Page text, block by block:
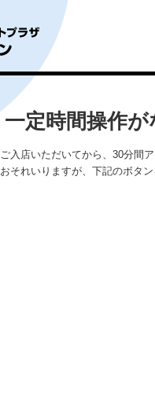
一定時間操作
ご入店いただいてから、30分間
おそれいりますが、下記のボタ